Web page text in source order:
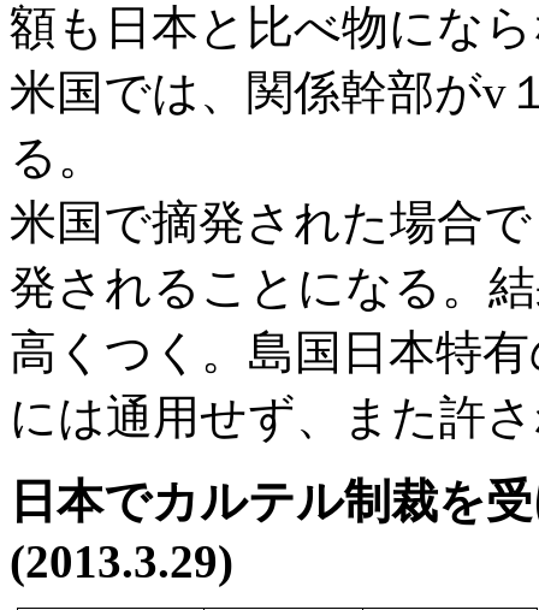
額も日本と比べ物にな
米国では、関係幹部がv
る。
米国で摘発された場合
発されることになる。
高くつく。島国日本特
には通用せず、また許
日本でカルテル制裁を
(2013.3.29)